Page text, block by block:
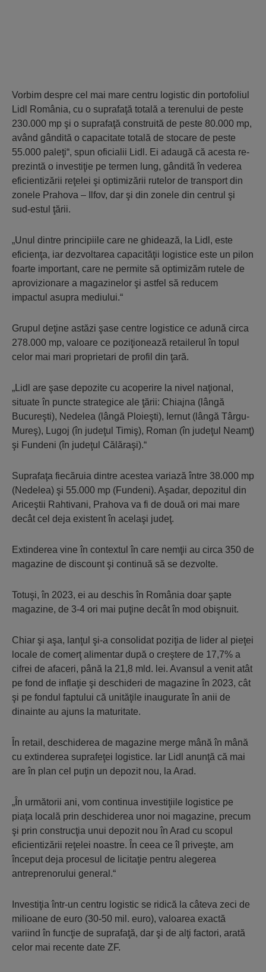
Vorbim despre cel mai mare centru logistic din portofoliul
Lidl România, cu o suprafaţă totală a terenului de peste
230.000 mp şi o su­prafaţă construită de peste 80.000 mp,
având gândită o capacitate totală de stocare de peste
55.000 paleţi“, spun oficialii Lidl. Ei adaugă că acesta re­
pre­zintă o investiţie pe termen lung, gândită în vederea
eficientizării reţe­lei şi opti­mi­zării rutelor de transport din
zonele Prahova – Ilfov, dar şi din zonele din centrul şi
sud-estul ţării.
„Unul dintre principiile care ne ghidează, la Lidl, este
eficienţa, iar dezvoltarea capacităţii logistice este un pilon
foarte important, care ne per­mite să optimizăm rutele de
apro­vizionare a magazinelor şi astfel să reducem
impactul asupra mediului.“
Grupul deţine astăzi şase centre logistice ce adună circa
278.000 mp, valoare ce poziţionează retailerul în topul
celor mai mari proprietari de profil din ţară.
„Lidl are şase depozite cu acope­rire la nivel naţional,
situate în puncte strategice ale ţării: Chiajna (lângă
Bucureşti), Nedelea (lângă Ploieşti), Iernut (lângă Târgu-
Mureş), Lugoj (în judeţul Timiş), Roman (în judeţul Neamţ)
şi Fundeni (în judeţul Călăraşi).“
Suprafaţa fiecăruia dintre acestea variază între 38.000 mp
(Nedelea) şi 55.000 mp (Fundeni). Aşadar, depo­zitul din
Ariceştii Rahtivani, Prahova va fi de două ori mai mare
decât cel deja existent în acelaşi judeţ.
Extinderea vine în contextul în care nemţii au circa 350 de
magazine de discount şi continuă să se dezvolte.
Totuşi, în 2023, ei au deschis în România doar şapte
magazine, de 3-4 ori mai puţine decât în mod obişnuit.
Chiar şi aşa, lanţul şi-a consolidat poziţia de lider al pieţei
locale de comerţ alimentar după o creştere de 17,7% a
cifrei de afaceri, până la 21,8 mld. lei. Avansul a venit atât
pe fond de inflaţie şi deschideri de magazine în 2023, cât
şi pe fondul faptului că unităţile inaugurate în anii de
dinainte au ajuns la maturitate.
În retail, deschiderea de magazine merge mână în mână
cu extinderea suprafeţei logistice. Iar Lidl anunţă că mai
are în plan cel puţin un depozit nou, la Arad.
„În următorii ani, vom continua investiţiile logistice pe
piaţa locală prin deschiderea unor noi magazine, precum
şi prin construcţia unui depozit nou în Arad cu scopul
eficientizării reţelei noastre. În ceea ce îl priveşte, am
început deja procesul de licitaţie pentru alegerea
antreprenorului general.“
Investiţia într-un centru logistic se ridică la câteva zeci de
milioane de euro (30-50 mil. euro), valoarea exactă
variind în funcţie de suprafaţă, dar şi de alţi factori, arată
celor mai recente date ZF.